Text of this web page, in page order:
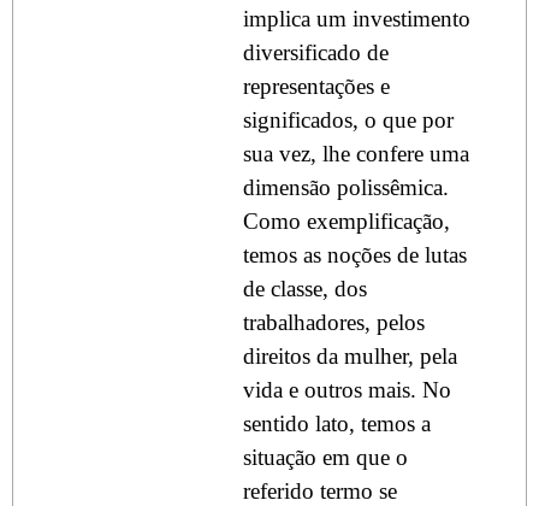
implica um investimento
diversificado de
representações e
significados, o que por
sua vez, lhe confere uma
dimensão polissêmica.
Como exemplificação,
temos as noções de lutas
de classe, dos
trabalhadores, pelos
direitos da mulher, pela
vida e outros mais. No
sentido lato, temos a
situação em que o
referido termo se